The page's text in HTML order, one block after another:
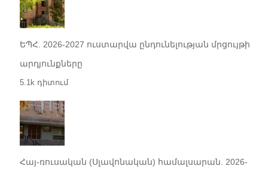
ԵՊՀ. 2026-2027 ուստարվա ընդունելության մրցույթի
արդյունքները
5.1k դիտում
Հայ-ռուսական (Սլավոնական) համալսարան. 2026-